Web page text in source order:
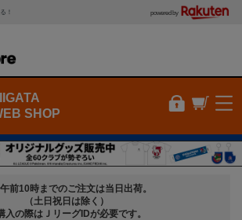
！ powered by
SHOP
前10時までのご注文は当日出荷。
（土日祝日は除く）
入の際はＪリーグIDが必要です。